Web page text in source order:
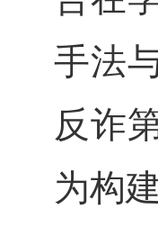
手法
反诈
为构